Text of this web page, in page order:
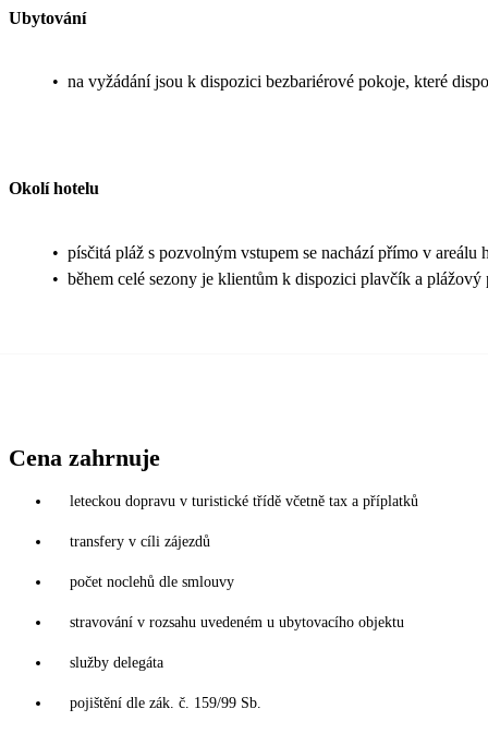
Ubytování
• na vyžádání jsou k dispozici bezbariérové pokoje, které
Okolí hotelu
• písčitá pláž s pozvolným vstupem se nachází přímo v areálu
• během celé sezony je klientům k dispozici plavčík a plážový
Cena zahrnuje
leteckou dopravu v turistické třídě včetně tax a příplatků
transfery v cíli zájezdů
počet noclehů dle smlouvy
stravování v rozsahu uvedeném u ubytovacího objektu
služby delegáta
pojištění dle zák. č. 159/99 Sb.